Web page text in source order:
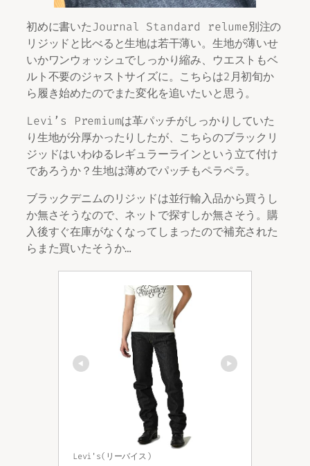
初めに書いたJournal Standard relume別注の
リジッドと比べると生地は若干薄い。生地が薄いせ
いかワンウォッシュでしっかり縮み、ウエストもベ
ルト不要のジャストサイズに。こちらは2月初旬か
ら履き始めたのでまた変化を追いたいと思う。
Levi’s Premiumは革パッチがしっかりしていた
り生地が分厚かったりしたが、こちらのブラックリ
ジッドはいわゆるレギュラーラインという立て付け
であろうか？生地は薄めでパッチもペラペラ。
ブラックデニムのリジッドは並行輸入品から買うし
か無さそうなので、ネットで探すしか無さそう。購
入後すぐ在庫がなくなってしまったので補充された
らまた買いたそうか…
Levi's(リーバイス)